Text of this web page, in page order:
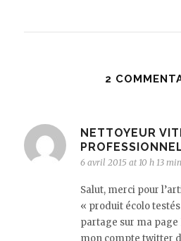
2
NETTOYEUR
6 avril 2015 at 10 h 13 min
Salut, merci pour
« produit écolo testés
partage sur ma page
mon compte twitter